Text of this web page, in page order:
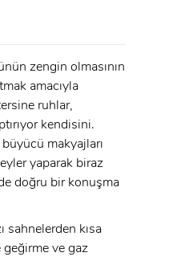
?
zengin olmasının
amacıyla
ruhlar,
kendisini.
makyajları
yaparak biraz
doğru bir konuşma
sahnelerden kısa
ve gaz